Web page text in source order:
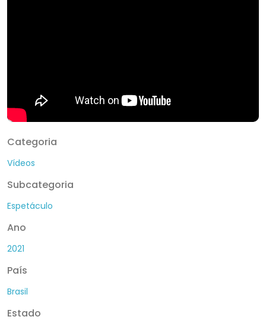
Categoria
Vídeos
Subcategoria
Espetáculo
Ano
2021
País
Brasil
Estado